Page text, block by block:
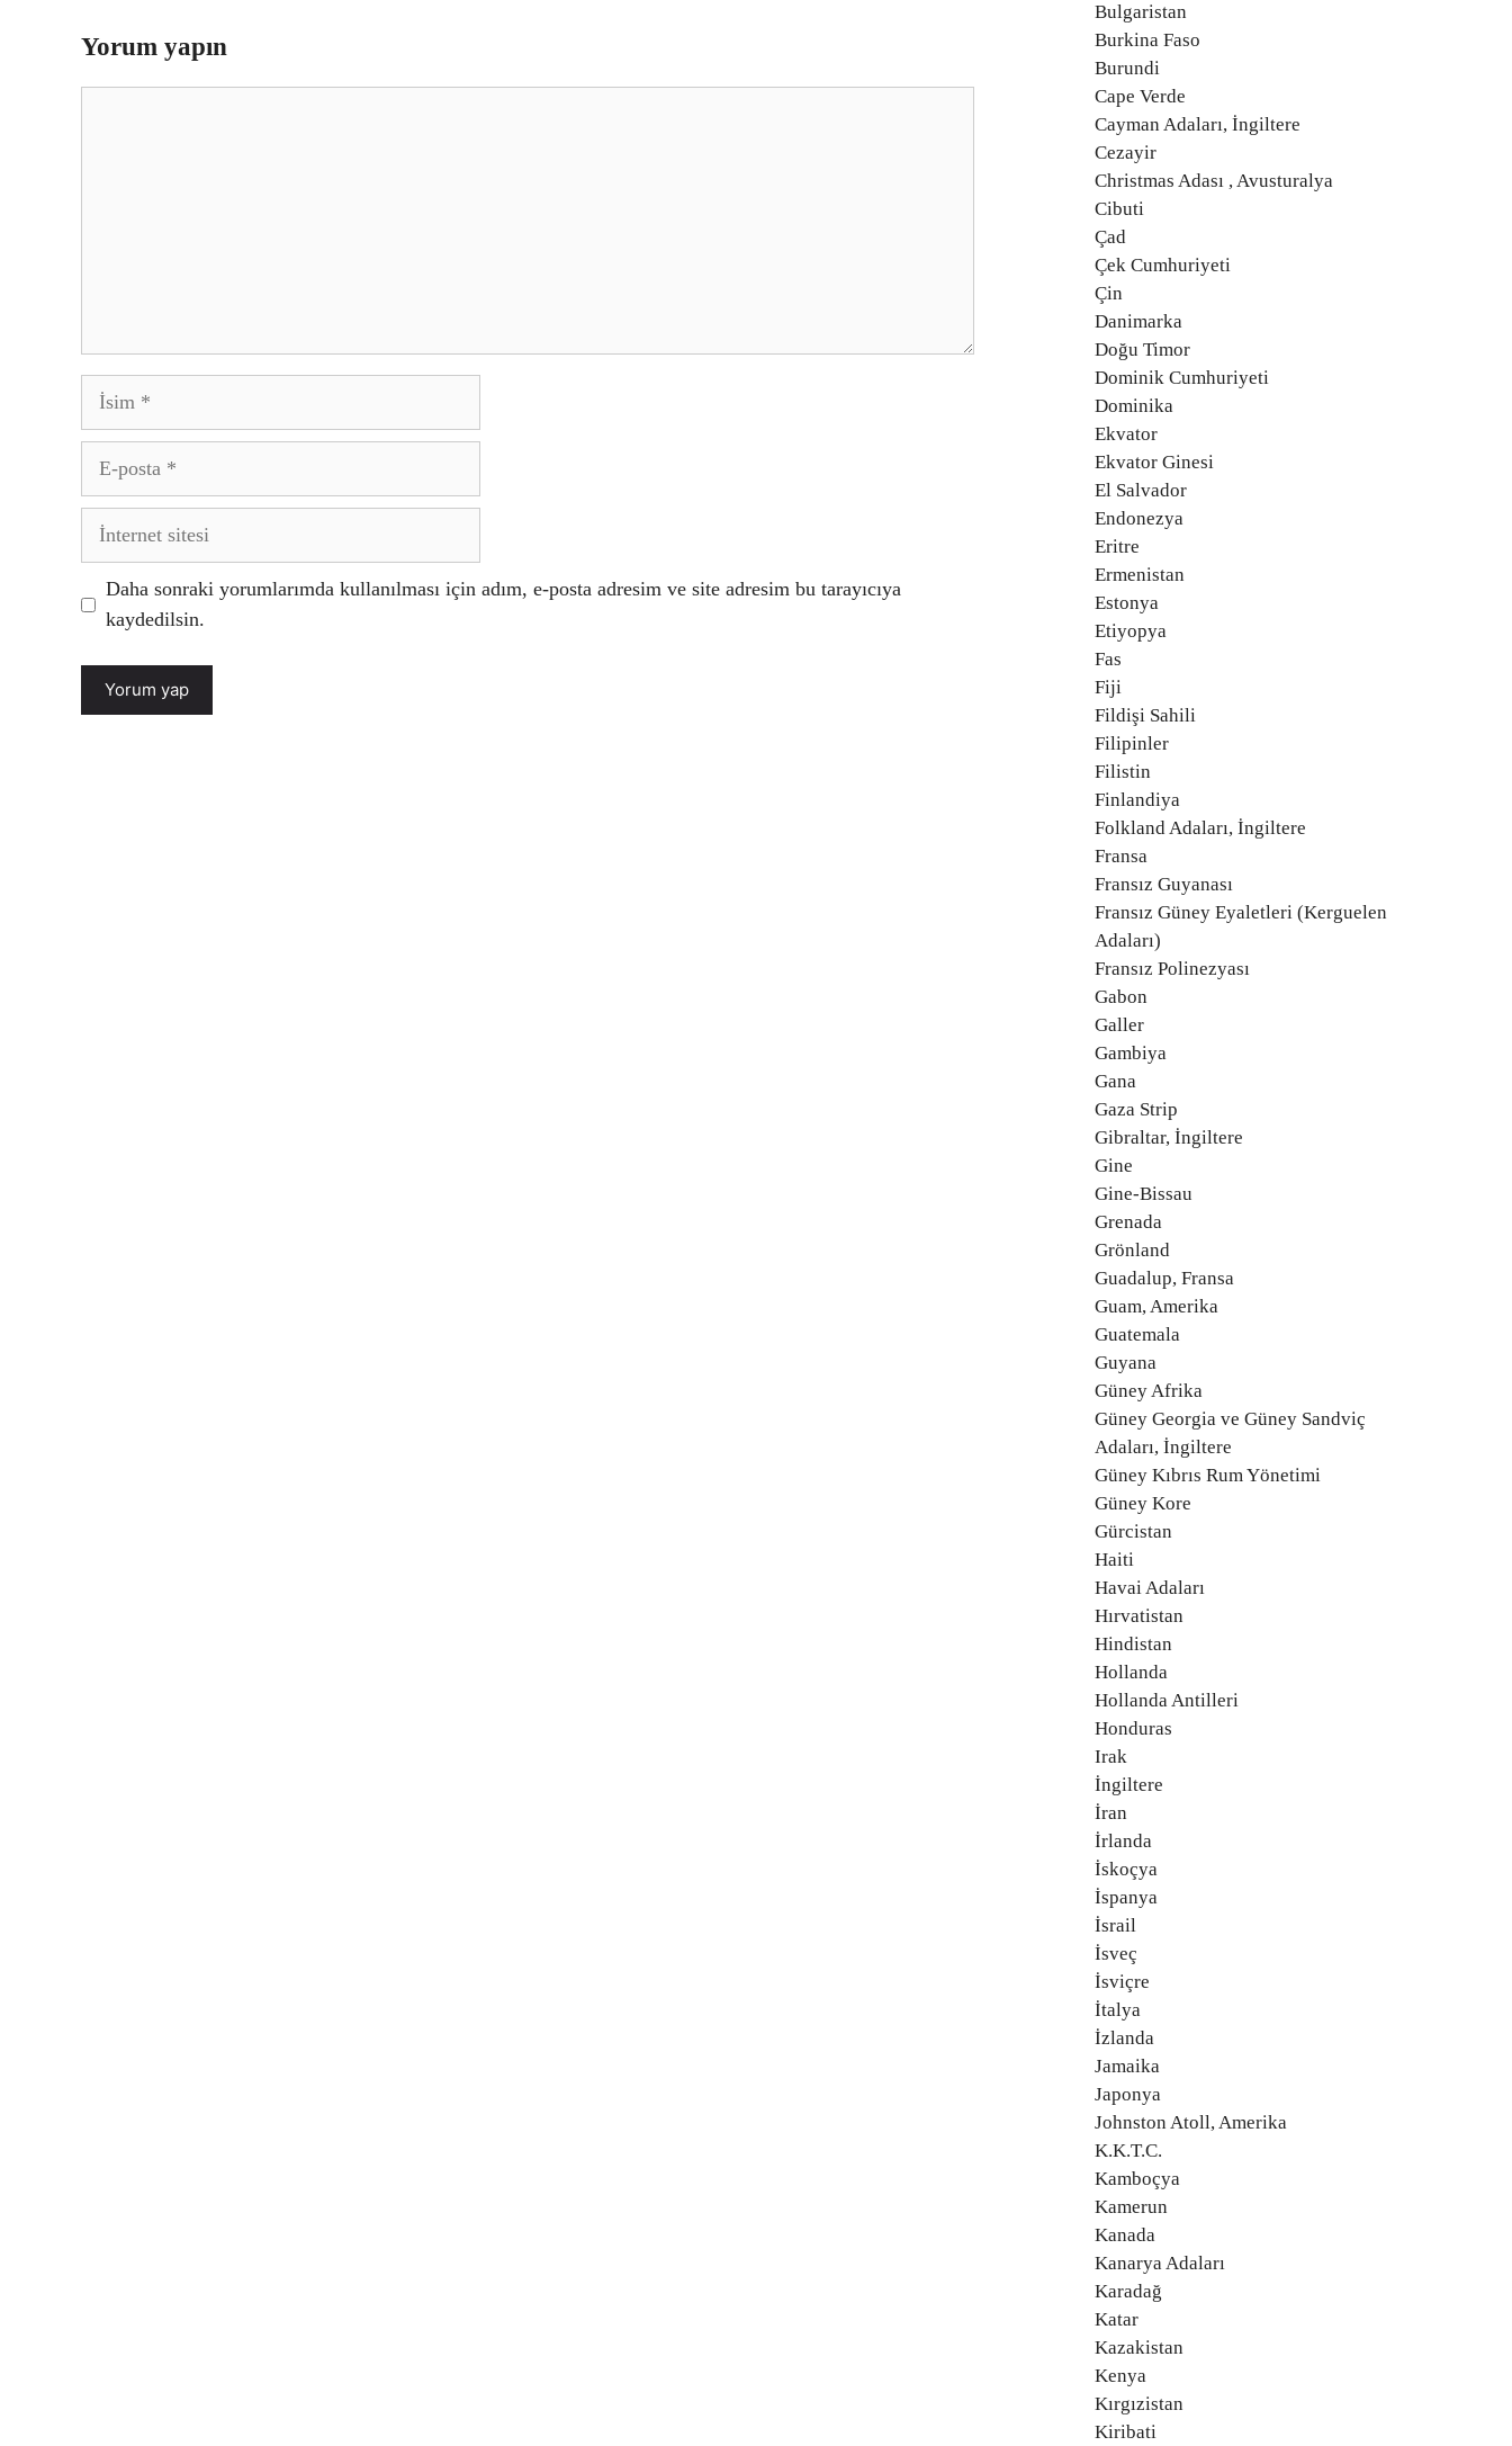
Yorum yapın
İsim
posta
İnternet
Daha sonraki yorumlarımda kullanılması için adım, e-posta adresim ve site adresim bu tarayıcıya
kaydedilsin.
Bulgaristan
Burkina Faso
Burundi
Cape Verde
Cayman Adaları, İngiltere
Cezayir
Christmas Adası , Avusturalya
Cibuti
Çad
Çek Cumhuriyeti
Çin
Danimarka
Doğu Timor
Dominik Cumhuriyeti
Dominika
Ekvator
Ekvator Ginesi
El Salvador
Endonezya
Eritre
Ermenistan
Estonya
Etiyopya
Fas
Fiji
Fildişi Sahili
Filipinler
Filistin
Finlandiya
Folkland Adaları, İngiltere
Fransa
Fransız Guyanası
Fransız Güney Eyaletleri (Kerguelen
Adaları)
Fransız Polinezyası
Gabon
Galler
Gambiya
Gana
Gaza Strip
Gibraltar, İngiltere
Gine
Gine-Bissau
Grenada
Grönland
Guadalup, Fransa
Guam, Amerika
Guatemala
Guyana
Güney Afrika
Güney Georgia ve Güney Sandviç
Adaları, İngiltere
Güney Kıbrıs Rum Yönetimi
Güney Kore
Gürcistan
Haiti
Havai Adaları
Hırvatistan
Hindistan
Hollanda
Hollanda Antilleri
Honduras
Irak
İngiltere
İran
İrlanda
İskoçya
İspanya
İsrail
İsveç
İsviçre
İtalya
İzlanda
Jamaika
Japonya
Johnston Atoll, Amerika
K.K.T.C.
Kamboçya
Kamerun
Kanada
Kanarya Adaları
Karadağ
Katar
Kazakistan
Kenya
Kırgızistan
Kiribati